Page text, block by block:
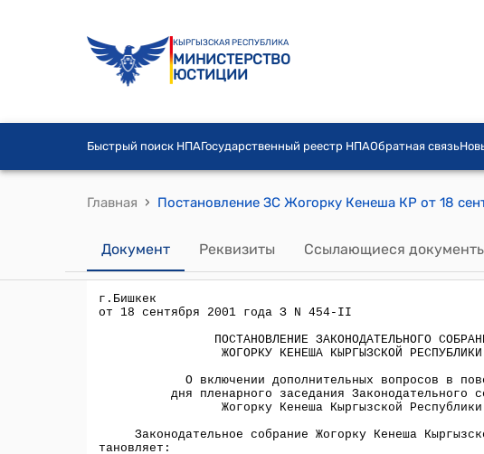
КЫРГЫЗСКАЯ РЕСПУБЛИКА
МИНИСТЕРСТВО
ЮСТИЦИИ
Быстрый поиск НПАГосударственный реестр НПАОбратная связь
Главная ›
Документ Реквизиты Ссылающиеся